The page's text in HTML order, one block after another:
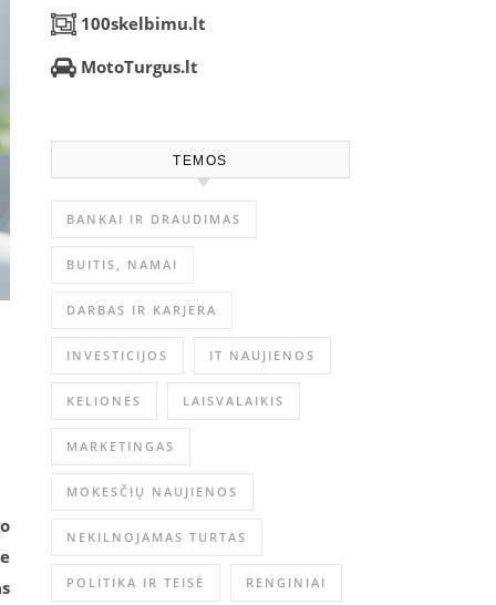
100skelbimu.lt
MotoTurgus.lt
TEMOS
BANKAI IR DRAUDIMAS
BUITIS, NAMAI
DARBAS IR KARJERA
INVESTICIJOS IT NAUJIENOS
KELIONĖS LAISVALAIKIS
MARKETINGAS
MOKESČIŲ NAUJIENOS
NEKILNOJAMAS TURTAS
POLITIKA IR TEISĖ RENGINIAI